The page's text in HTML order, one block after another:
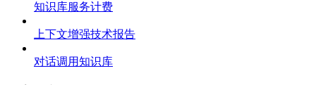
知识库服务计费
上下文增强技术报告
对话调用知识库